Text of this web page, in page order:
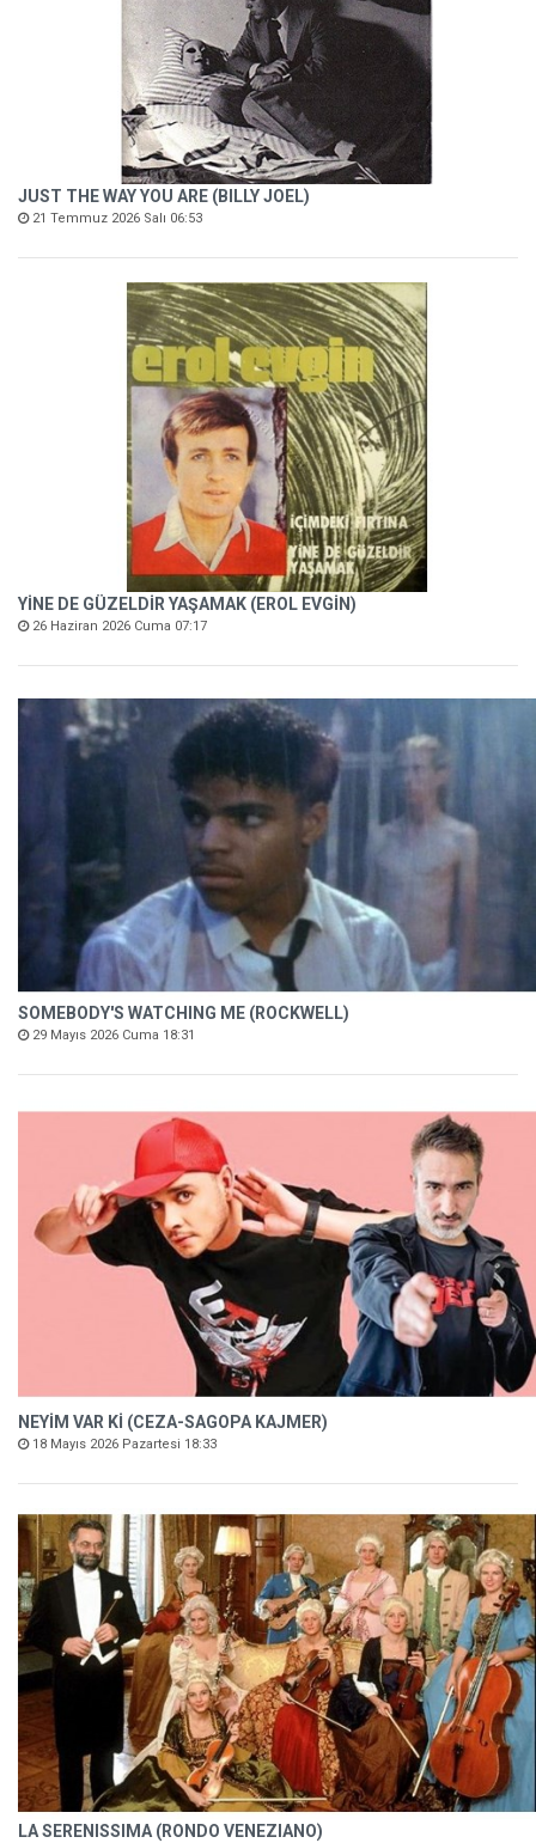
JUST THE WAY YOU ARE (BILLY JOEL)
21 Temmuz 2026 Salı 06:53
YİNE DE GÜZELDİR YAŞAMAK (EROL EVGİN)
26 Haziran 2026 Cuma 07:17
SOMEBODY'S WATCHING ME (ROCKWELL)
29 Mayıs 2026 Cuma 18:31
NEYİM VAR Kİ (CEZA-SAGOPA KAJMER)
18 Mayıs 2026 Pazartesi 18:33
LA SERENISSIMA (RONDO VENEZIANO)